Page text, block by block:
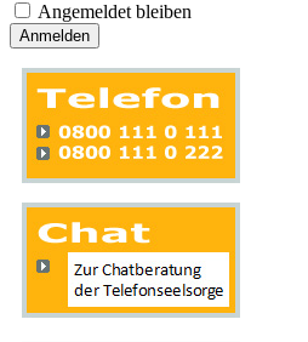
Angemeldet bleiben